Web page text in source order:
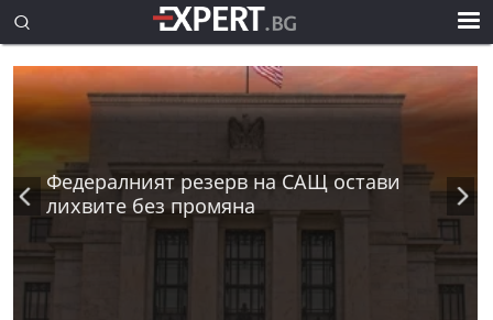
Федералният резерв на САЩ остави
лихвите без промяна